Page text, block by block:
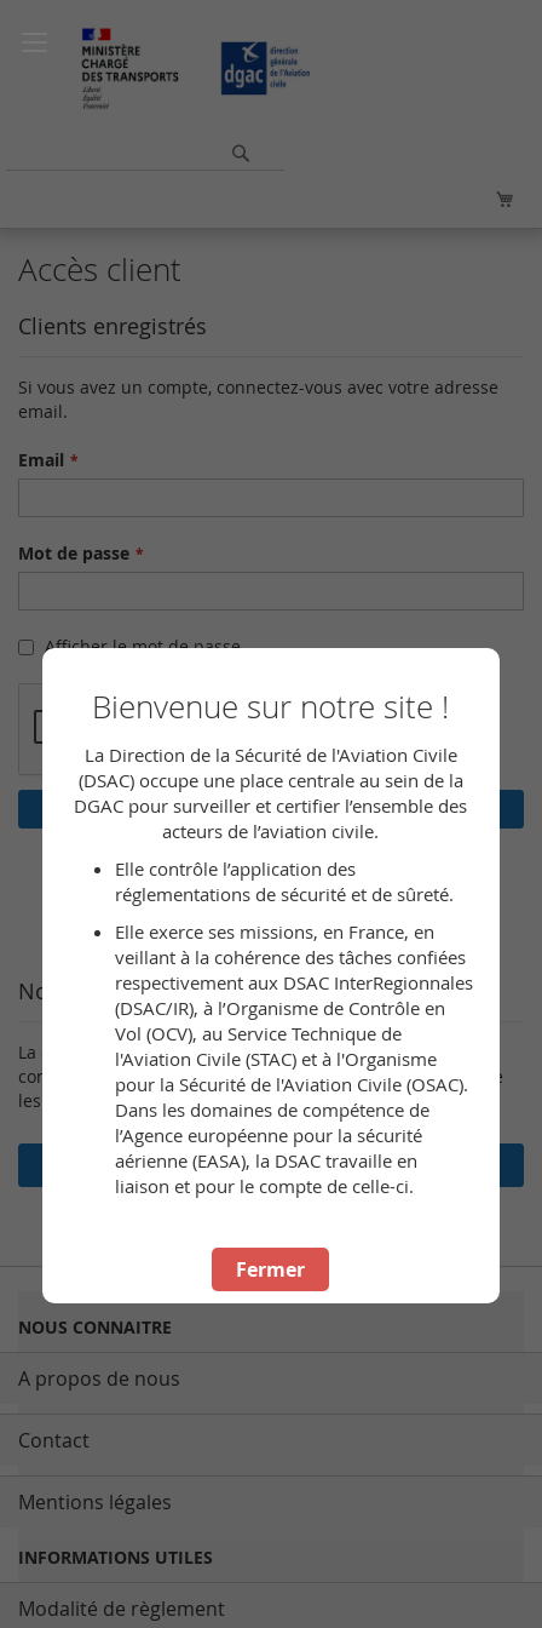
contenu
Accès client
Clients enregistrés
Si vous avez un compte, connectez-vous avec votre adresse
email.
Email
Mot de passe
Afficher le mot de passe
Connexion
Nouveaux clients
La création d’un compte a de nombreux avantages :
consultation rapide, sauvegarder plusieurs adresses, suivre
les commandes, et bien plus encore.
Créer un compte
NOUS CONNAITRE
A propos de nous
Contact
Mentions légales
INFORMATIONS UTILES
Modalité de règlement
Bienvenue sur notre site !
La Direction de la Sécurité de l'Aviation Civile
(DSAC) occupe une place centrale au sein de la
DGAC pour surveiller et certifier l’ensemble des
acteurs de l’aviation civile.
Elle contrôle l’application des
réglementations de sécurité et de sûreté.
Elle exerce ses missions, en France, en
veillant à la cohérence des tâches confiées
respectivement aux DSAC InterRegionnales
(DSAC/IR), à l’Organisme de Contrôle en
Vol (OCV), au Service Technique de
l'Aviation Civile (STAC) et à l'Organisme
pour la Sécurité de l'Aviation Civile (OSAC).
Dans les domaines de compétence de
l’Agence européenne pour la sécurité
aérienne (EASA), la DSAC travaille en
liaison et pour le compte de celle-ci.
Fermer